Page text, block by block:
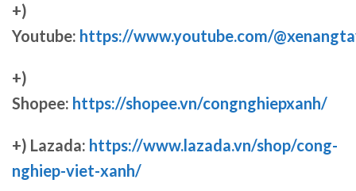
+)
Youtube: https://www.youtube.com/
+)
Shopee: https://shopee.vn/congnghiepxanh/
+) Lazada: https://www.lazada.vn/shop/cong-
nghiep-viet-xanh/